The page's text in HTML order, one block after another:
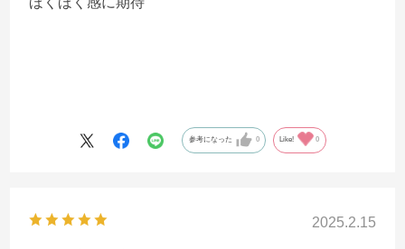
参考になった 0 Like! 0
2025.2.15